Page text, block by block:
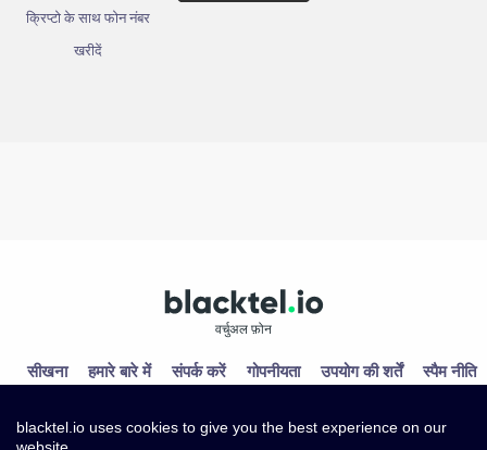
क्रिप्टो के साथ फोन नंबर
खरीदें
वर्चुअल फ़ोन
सीखना हमारे बारे में संपर्क करें गोपनीयता उपयोग की शर्तें स्पैम नीति
blacktel.io uses cookies to give you the best experience on our